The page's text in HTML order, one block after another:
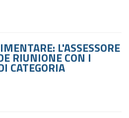
L'ASSESSORE
RIUNIONE CON I
CATEGORIA